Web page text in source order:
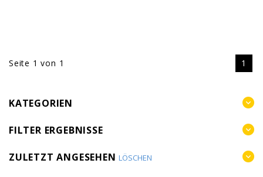
Seite 1 von 1 1
KATEGORIEN
FILTER ERGEBNISSE
ZULETZT ANGESEHENLÖSCHEN